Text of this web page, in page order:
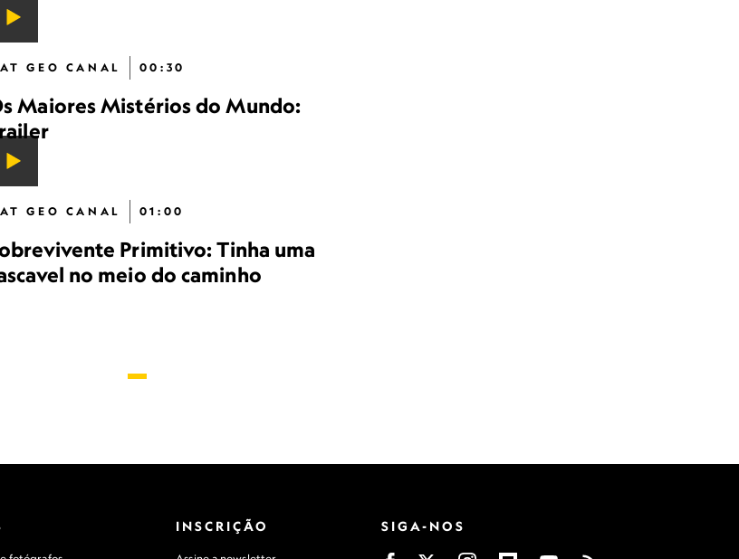
GEO CANAL 00:30
Maiores Mistérios do Mundo:
GEO CANAL 01:00
Primitivo: Tinha uma
no meio do caminho
INSCRIÇÃO SIGA-NOS